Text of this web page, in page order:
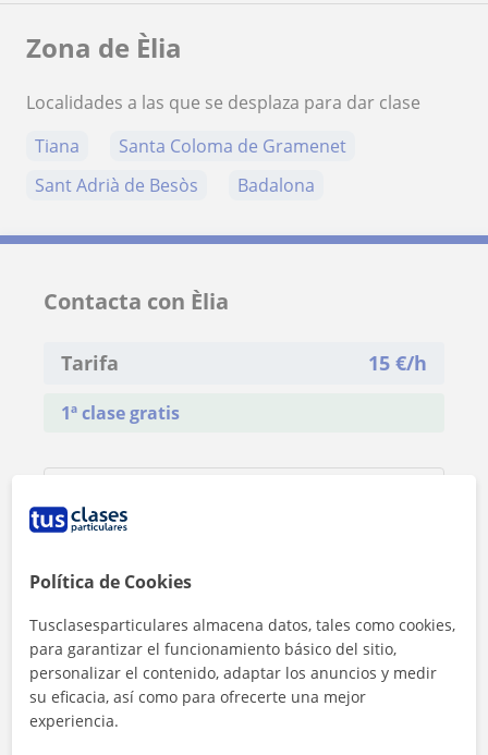
Zona de Èlia
Localidades a las que se desplaza para dar clase
Tiana
Santa Coloma de Gramenet
Sant Adrià de Besòs
Badalona
Contacta con Èlia
Tarifa 15 €/h
1ª clase gratis
Política de Cookies
Tusclasesparticulares almacena datos, tales como cookies,
para garantizar el funcionamiento básico del sitio,
personalizar el contenido, adaptar los anuncios y medir
su eficacia, así como para ofrecerte una mejor
experiencia.